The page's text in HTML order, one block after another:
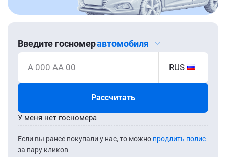
Введите госномеравтомобиля
А 000 АА 00 RUS
Рассчитать
Если вы ранее покупали у нас, то можно продлить полис
за пару кликов
У меня нет госномера